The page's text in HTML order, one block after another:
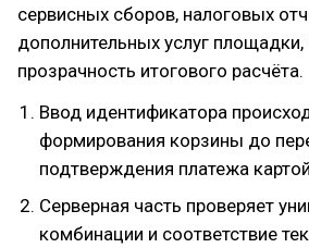
сервисных сборов, налоговых
дополнительных услуг площадки,
прозрачность итогового расчёта.
Ввод идентификатора
формирования корзины до
подтверждения платежа
Серверная часть проверяет
комбинации и соответствие